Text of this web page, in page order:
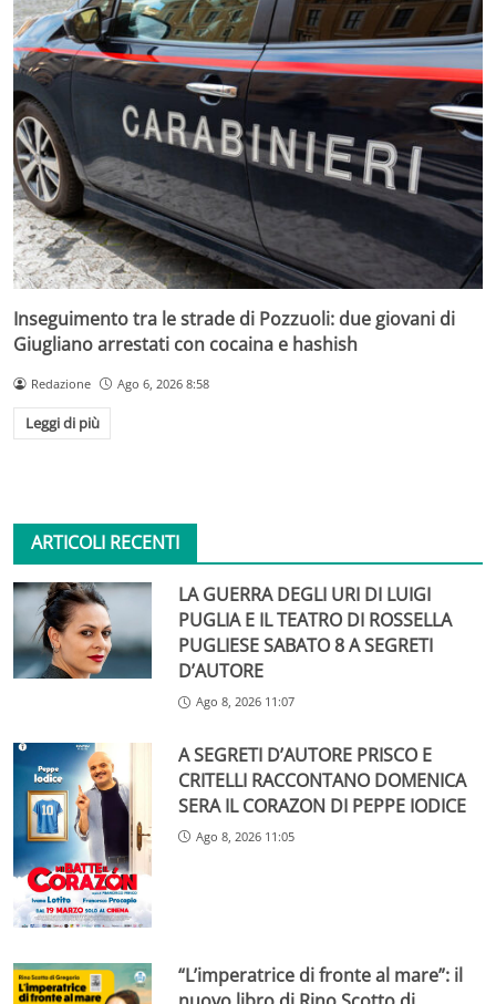
Inseguimento tra le strade di Pozzuoli: due giovani di
Giugliano arrestati con cocaina e hashish
Redazione Ago 6, 2026 8:58
Leggi di più
ARTICOLI RECENTI
LA GUERRA DEGLI URI DI LUIGI
PUGLIA E IL TEATRO DI ROSSELLA
PUGLIESE SABATO 8 A SEGRETI
D’AUTORE
Ago 8, 2026 11:07
A SEGRETI D’AUTORE PRISCO E
CRITELLI RACCONTANO DOMENICA
SERA IL CORAZON DI PEPPE IODICE
Ago 8, 2026 11:05
“L’imperatrice di fronte al mare”: il